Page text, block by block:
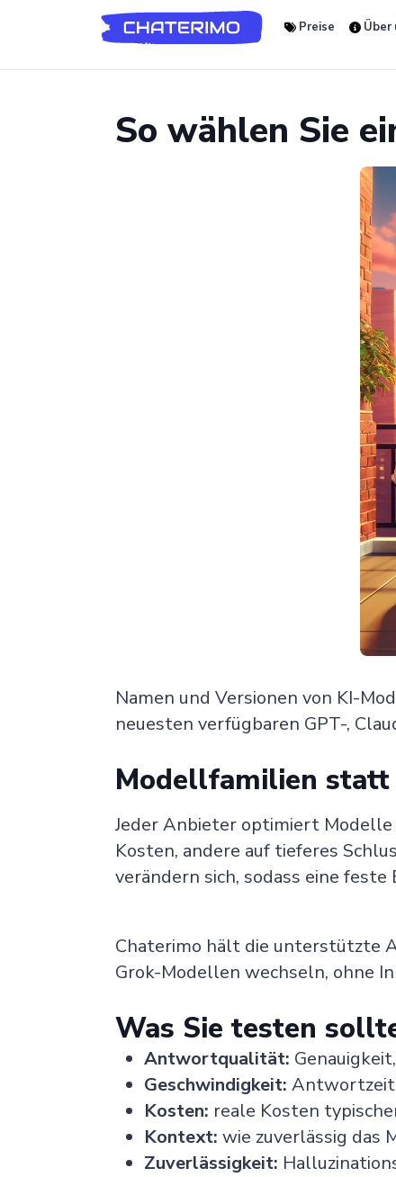
Preise Über
So wählen Sie
Namen und Versionen von KI-
neuesten verfügbaren GPT-,
Modellfamilien statt
Jeder Anbieter optimiert
Kosten, andere auf tieferes
verändern sich, sodass eine
Chaterimo hält die unterstützte
Grok-Modellen wechseln, ohne
Was Sie testen
Antwortqualität:
Geschwindigkeit: Antwortzeit
Kosten: reale Kosten
Kontext: wie zuverlässig das
Zuverlässigkeit: